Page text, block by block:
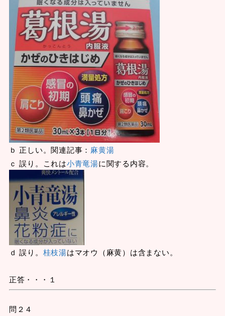
ｂ 正しい。関連記事： 麻黄湯
ｃ 誤り。これは小青竜湯に関する内容。
ｄ 誤り。 桂枝湯はマオウ（麻黄）は含まない。
正答・・・１
問２４